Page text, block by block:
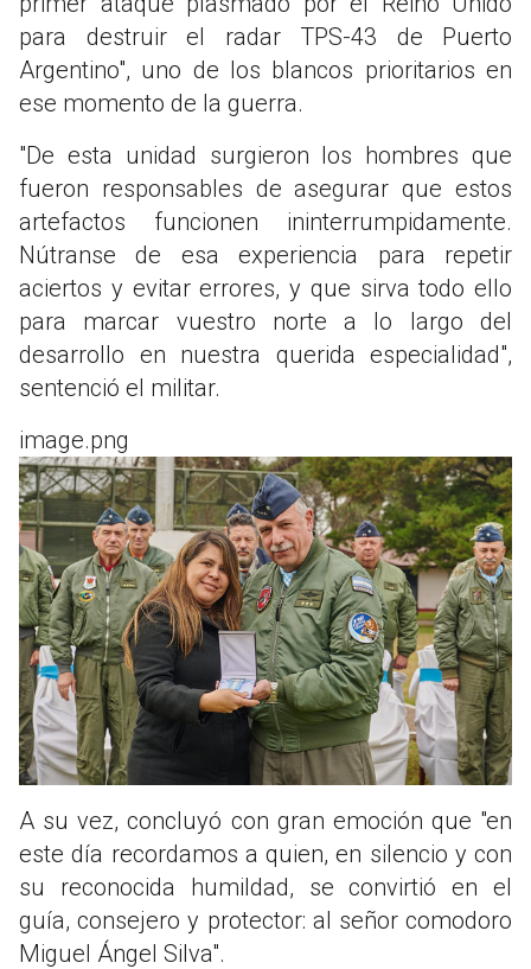
para destruir el radar TPS-43 de Puerto
Argentino", uno de los blancos prioritarios en
ese momento de la guerra.
"De esta unidad surgieron los hombres que
fueron responsables de asegurar que estos
artefactos funcionen ininterrumpidamente.
Nútranse de esa experiencia para repetir
aciertos y evitar errores, y que sirva todo ello
para marcar vuestro norte a lo largo del
desarrollo en nuestra querida especialidad",
sentenció el militar.
image.png
A su vez, concluyó con gran emoción que "en
este día recordamos a quien, en silencio y con
su reconocida humildad, se convirtió en el
guía, consejero y protector: al señor comodoro
Miguel Ángel Silva".